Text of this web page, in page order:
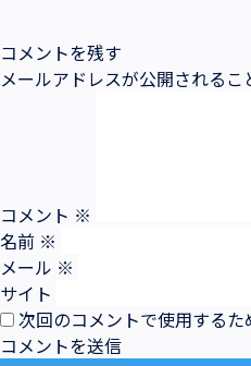
コメントを残す
メールアドレスが公開されるこ
コメント ※
名前 ※
メール ※
サイト
次回のコメントで使用するた